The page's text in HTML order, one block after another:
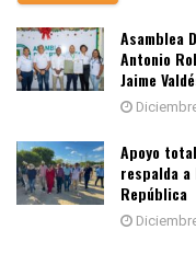
Asamblea
Antonio
Jaime
Apoyo
respalda a
República